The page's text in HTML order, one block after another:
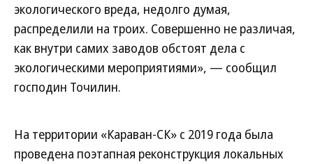
экологического вреда, недолго думая,
распределили на троих. Совершенно не различая,
как внутри самих заводов обстоят дела с
экологическими мероприятиями», — сообщил
господин Точилин.
На территории «Караван-СК» с 2019 года была
проведена поэтапная реконструкция локальных